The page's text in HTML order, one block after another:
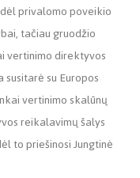
privalomo poveikio
tačiau gruodžio
vertinimo direktyvos
su Europos
vertinimo skalūnų
reikalavimų šalys
to priešinosi Jungtinė